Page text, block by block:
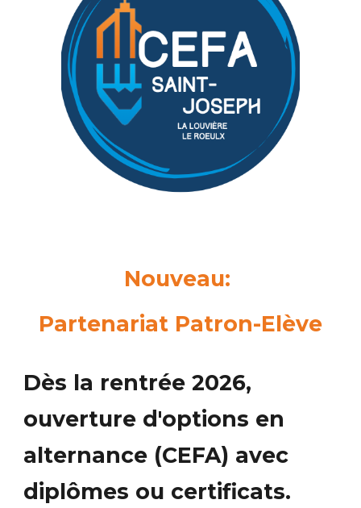
Nouveau:
Partenariat Patron-Elève
Dès la rentrée 2026,
ouverture d'options en
alternance (CEFA) avec
diplômes ou certificats.